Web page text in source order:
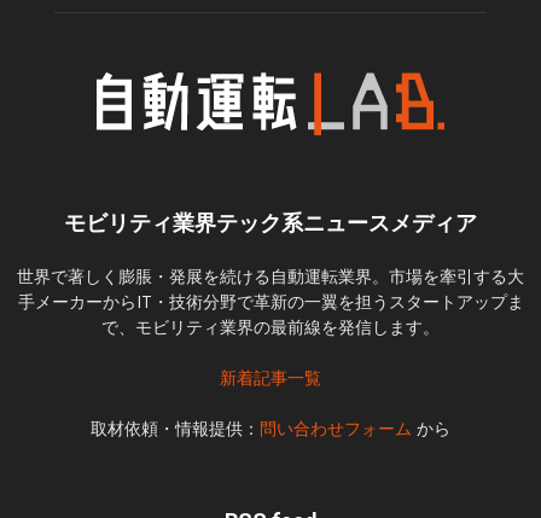
モビリティ業界テック系ニュースメディア
世界で著しく膨脹・発展を続ける自動運転業界。市場を牽引する大
手メーカーからIT・技術分野で革新の一翼を担うスタートアップま
で、モビリティ業界の最前線を発信します。
新着記事一覧
取材依頼・情報提供： 問い合わせフォーム から